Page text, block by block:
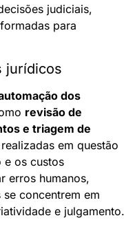
judiciais,
para
jurídicos
dos
revisão de
e triagem de
em questão
e os custos
erros humanos,
concentrem em
e julgamento.